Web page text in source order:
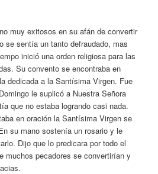
muy exitosos en su afán de convertir
se sentía un tanto defraudado, mas
inició una orden religiosa para las
Su convento se encontraba en
dedicada a la Santísima Virgen. Fue
le suplicó a Nuestra Señora
que no estaba logrando casi nada.
en oración la Santísima Virgen se
su mano sostenía un rosario y le
Dijo que lo predicara por todo el
muchos pecadores se convertirían y